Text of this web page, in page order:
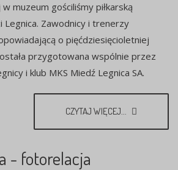
muzeum gościliśmy piłkarską
Zawodnicy i trenerzy
o pięćdziesięcioletniej
przygotowana wspólnie przez
i klub MKS Miedź Legnica SA.
CZYTAJ WIĘCEJ...
- fotorelacja